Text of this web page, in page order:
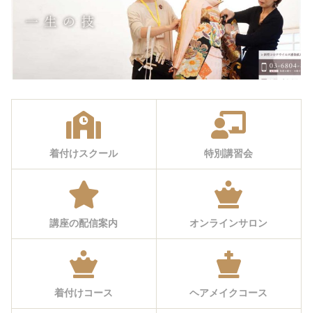
着付けスクール 特別講習会
講座の配信案内 オンラインサロン
着付けコース ヘアメイクコース